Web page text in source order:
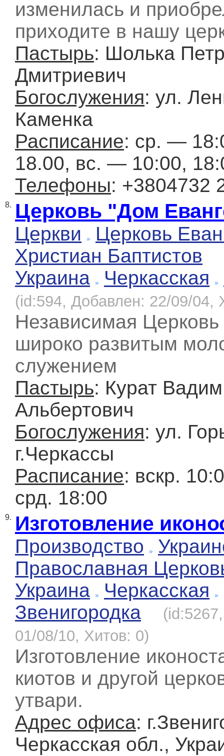
изменилась и
приходите в нашу
Пастырь: Шолька
Дмитриевич
Богослужения: ул.
Каменка
Расписание: ср. —
18.00, вс. — 10:00,
Телефоны: +3804732
8. Церковь "Дом
Церкви
Церковь
Христиан Баптистов
Украина
Черкасская
(id:594, Добавлен: 22/09/04,
Независимая
широко развитым
служением
Пастырь: Курат Вадим
Альбертович
Богослужения: ул.
г.Черкассы
Расписание: вскр.
срд. 18:00
9. Изготовление
Производство
Православная
Украина
Черкасская
Звенигородка
01/08/10, Хитов: 0)
Изготовление
киотов и другой
утвари.
Адрес офиса:
Черкасская обл.,